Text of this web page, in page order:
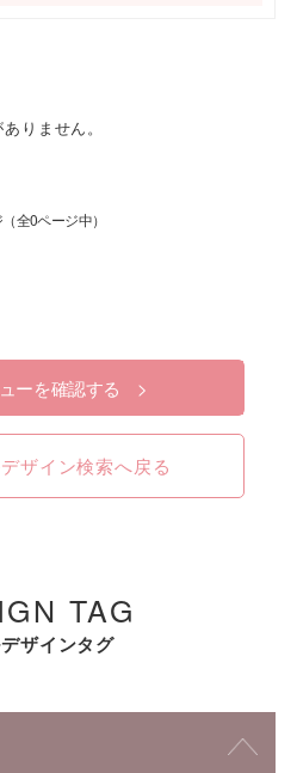
りません。
全0ページ中）
ーを確認する >
ザイン検索へ戻る
TAG
ザインタグ